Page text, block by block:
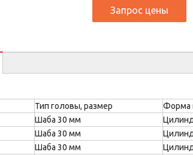
Запрос цены
Тип головы, размер Форма
Шаба 30 мм
Шаба 30 мм
Шаба 30 мм